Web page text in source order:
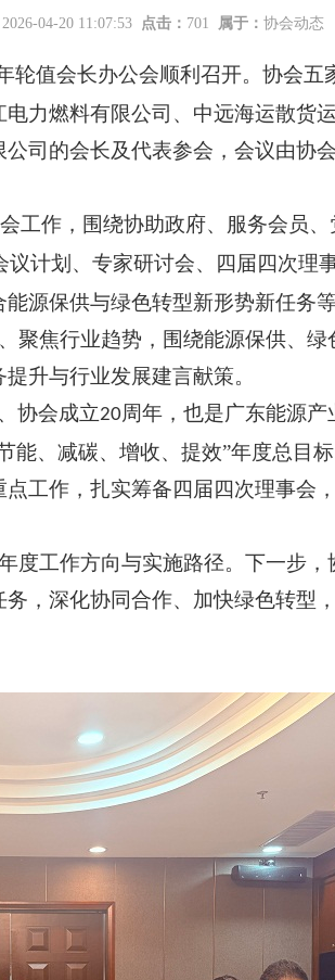
07-16
25
2026-07-23
2026-04-20 11:07:53 点击： 701 属于： 协会动态
轮值会长办公会顺利召开。协会五
力燃料有限公司、中远海运散货
司的会长及代表参会 ，会议由协
工作，围绕协助政府、服务会员
议计划、专家研讨会、四届四次理
源保供与绿色转型新形势新任务
聚焦行业趋势，围绕能源保供、绿
升与行业发展建言献策。
协会成立20周年，也是广东能源产
能、减碳、增收、提效”年度总目
工作，扎实筹备四届四次理事会
度工作方向与实施路径。下一步，
，深化协同合作、加快绿色转型